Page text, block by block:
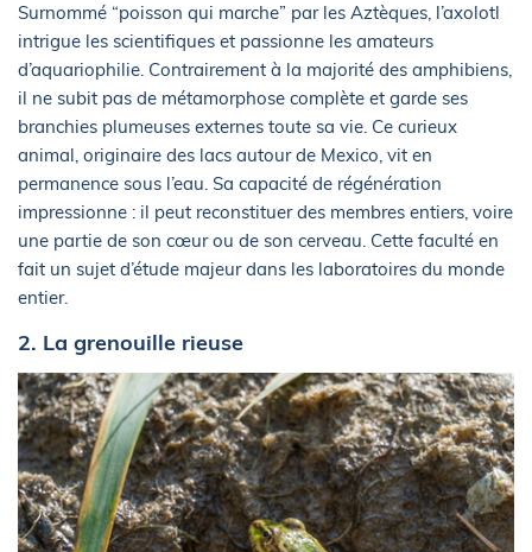
Surnommé “poisson qui marche” par les Aztèques, l’axolotl
intrigue les scientifiques et passionne les amateurs
d’aquariophilie. Contrairement à la majorité des amphibiens,
il ne subit pas de métamorphose complète et garde ses
branchies plumeuses externes toute sa vie. Ce curieux
animal, originaire des lacs autour de Mexico, vit en
permanence sous l’eau. Sa capacité de régénération
impressionne : il peut reconstituer des membres entiers, voire
une partie de son cœur ou de son cerveau. Cette faculté en
fait un sujet d’étude majeur dans les laboratoires du monde
entier.
2. La grenouille rieuse